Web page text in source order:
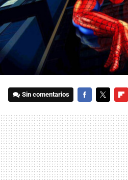
Sin comentarios